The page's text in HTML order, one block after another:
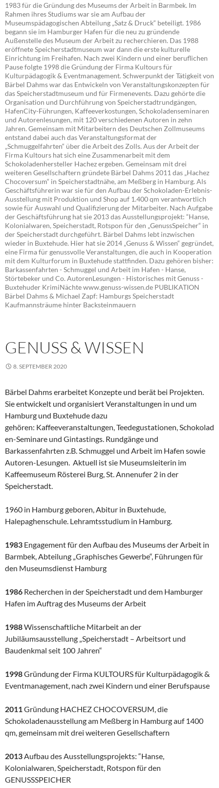
1983 für die Gründung des Museums der Arbeit in Barmbek. Im
Rahmen ihres Studiums war sie am Aufbau der
Museumspädagogischen Abteilung „Satz & Druck“ beteiligt. 1986
begann sie im Hamburger Hafen für die neu zu gründende
Außenstelle des Museum der Arbeit zu recherchieren. Das 1988
eröffnete Speicherstadtmuseum war dann die erste kulturelle
Einrichtung im Freihafen. Nach zwei Kindern und einer beruflichen
Pause folgte 1998 die Gründung der Firma Kultours für
Kulturpädagogik & Eventmanagement. Schwerpunkt der Tätigkeit von
Bärbel Dahms war das Entwickeln von Veranstaltungskonzepten für
das Speicherstadtmuseum und für Firmenevents. Dazu gehörte die
Organisation und Durchführung von Speicherstadtrundgängen,
HafenCity-Führungen, Kaffeeverkostungen, Schokoladenseminaren
und Autorenlesungen, mit 120 verschiedenen Autoren in zehn
Jahren. Gemeinsam mit Mitarbeitern des Deutschen Zollmuseums
entstand dabei auch das Veranstaltungsformat der
„Schmuggelfahrten“ über die Arbeit des Zolls. Aus der Arbeit der
Firma Kultours hat sich eine Zusammenarbeit mit dem
Schokoladenhersteller Hachez ergeben. Gemeinsam mit drei
weiteren Gesellschaftern gründete Bärbel Dahms 2011 das „Hachez
Chocoversum“ in Speicherstadtnähe, am Meßberg in Hamburg. Als
Geschäftsführerin war sie für den Aufbau der Schokoladen-Erlebnis-
Ausstellung mit Produktion und Shop auf 1.400 qm verantwortlich
sowie für Auswahl und Qualifizierung der Mitarbeiter. Nach Aufgabe
der Geschäftsführung hat sie 2013 das Ausstellungsprojekt: “Hanse,
Kolonialwaren, Speicherstadt, Rotspon für den „GenussSpeicher“ in
der Speicherstadt durchgeführt. Bärbel Dahms lebt inzwischen
wieder in Buxtehude. Hier hat sie 2014 „Genuss & Wissen“ gegründet,
eine Firma für genussvolle Veranstaltungen, die auch in Kooperation
mit dem Kulturforum in Buxtehude stattfinden. Dazu gehören bisher:
Barkassenfahrten - Schmuggel und Arbeit im Hafen - Hanse,
Störtebeker und Co. AutorenLesungen - Historisches mit Genuss -
Buxtehuder KrimiNächte www.genuss-wissen.de PUBLIKATION
Bärbel Dahms & Michael Zapf: Hamburgs Speicherstadt
Kaufmannsträume hinter Backsteinmauern
GENUSS & WISSEN
8. SEPTEMBER 2020
Bärbel Dahms erarbeitet Konzepte und berät bei Projekten.
Sie entwickelt und organisiert Veranstaltungen in und um
Hamburg und Buxtehude dazu
gehören: Kaffeeveranstaltungen, Teedegustationen, Schokolad
en-Seminare und Gintastings. Rundgänge und
Barkassenfahrten z.B. Schmuggel und Arbeit im Hafen sowie
Autoren-Lesungen. Aktuell ist sie Museumsleiterin im
Kaffeemuseum Rösterei Burg, St. Annenufer 2 in der
Speicherstadt.
1960 in Hamburg geboren, Abitur in Buxtehude,
Halepaghenschule. Lehramtsstudium in Hamburg.
1983 Engagement für den Aufbau des Museums der Arbeit in
Barmbek, Abteilung „Graphisches Gewerbe“, Führungen für
den Museumsdienst Hamburg
1986 Recherchen in der Speicherstadt und dem Hamburger
Hafen im Auftrag des Museums der Arbeit
1988Wissenschaftliche Mitarbeit an der
Jubiläumsausstellung „Speicherstadt – Arbeitsort und
Baudenkmal seit 100 Jahren“
1998Gründung der Firma KULTOURS für Kulturpädagogik &
Eventmanagement, nach zwei Kindern und einer Berufspause
2011 Gründung HACHEZ CHOCOVERSUM, die
Schokoladenausstellung am Meßberg in Hamburg auf 1400
qm, gemeinsam mit drei weiteren Gesellschaftern
2013 Aufbau des Ausstellungsprojekts: “Hanse,
Kolonialwaren, Speicherstadt, Rotspon für den
GENUSSSPEICHER